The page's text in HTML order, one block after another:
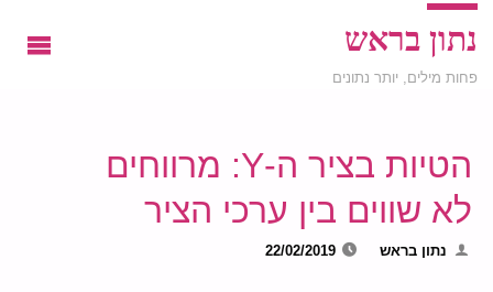
נתון בראש
פחות מילים, יותר נתונים
הטיות בציר ה-Y: מרווחים
לא שווים בין ערכי הציר
נתון בראש 22/02/2019